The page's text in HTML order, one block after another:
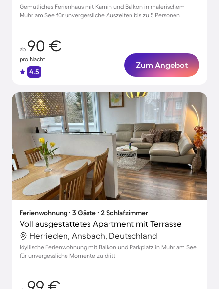
Gemütliches Ferienhaus mit Kamin und Balkon in malerischem
Muhr am See für unvergessliche Auszeiten bis zu 5 Personen
ab 90 €
pro Nacht
4.5
Zum Angebot
Ferienwohnung ∙ 3 Gäste ∙ 2 Schlafzimmer
Voll ausgestattetes Apartment mit Terrasse
Herrieden, Ansbach, Deutschland
Idyllische Ferienwohnung mit Balkon und Parkplatz in Muhr am See
für unvergessliche Momente zu dritt